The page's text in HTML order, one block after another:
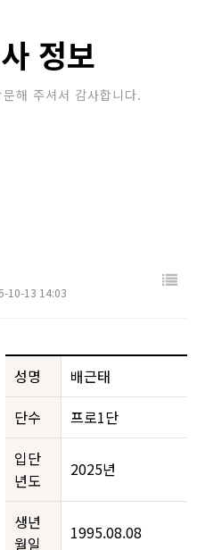
자료실
정보
해 주셔서 감사합니다.
10-13 14:03
성명
배근태
단수
프로1단
입단
년도
2025년
생년
월일
1995.08.08